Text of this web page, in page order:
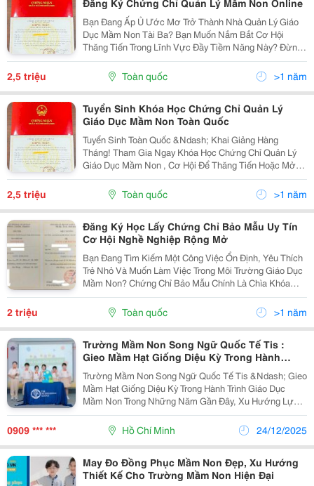
Đăng Ký Chứng Chỉ Quản Lý Mầm Non Online
Bạn Đang Ấp Ủ Ước Mơ Trở Thành Nhà Quản Lý Giáo
Dục Mầm Non Tài Ba? Bạn Muốn Nắm Bắt Cơ Hội
Thăng Tiến Trong Lĩnh Vực Đầy Tiềm Năng Này? Đừng
Bỏ Lỡ Chương Trình Ưu Đãi Đặc Biệt Dành Cho Những
Học Viên Đăng Ký Khóa Học Chứng Chỉ Quản Lý Giáo
2,5 triệu Toàn quốc >1 năm
Tuyển Sinh Khóa Học Chứng Chỉ Quản Lý
Giáo Dục Mầm Non Toàn Quốc
Tuyển Sinh Toàn Quốc &Ndash; Khai Giảng Hàng
Tháng! Tham Gia Ngay Khóa Học Chứng Chỉ Quản Lý
Giáo Dục Mầm Non , Cơ Hội Để Thăng Tiến Hoặc Mở
Rộng Sự Nghiệp. Nội Dung Đào Tạo: Nghiệp Vụ Quản
Lý Cơ Sở Mầm Non Luật Giáo Dục &Amp; Quy Định
Pháp Lý ...
2,5 triệu Toàn quốc >1 năm
Đăng Ký Học Lấy Chứng Chỉ Bảo Mẫu Uy Tín
Cơ Hội Nghề Nghiệp Rộng Mở
Bạn Đang Tìm Kiếm Một Công Việc Ổn Định, Yêu Thích
Trẻ Nhỏ Và Muốn Làm Việc Trong Môi Trường Giáo Dục
Mầm Non? Chứng Chỉ Bảo Mẫu Chính Là Chìa Khóa
Giúp Bạn Chạm Tới Ước Mơ Đó! Trung Tâm Chúng Tôi
Chuyên Đào Tạo Và Cấp Chứng Chỉ Bảo Mẫu Chính
2 triệu Toàn quốc >1 năm
Trường Mầm Non Song Ngữ Quốc Tế Tis :
Gieo Mầm Hạt Giống Diệu Kỳ Trong Hành
Trình Giáo Dục Mầm Non
Trường Mầm Non Song Ngữ Quốc Tế Tis &Ndash; Gieo
Mầm Hạt Giống Diệu Kỳ Trong Hành Trình Giáo Dục
Mầm Non Trong Những Năm Gần Đây, Xu Hướng Lựa
Chọn Trường Mầm Non Song Ngữ Quốc Tế Đang Ngày
Càng Nhận Được Sự Quan Tâm Lớn Từ Các Bậc Phụ
Huynh. Đây...
0909 *** *** Hồ Chí Minh 24/12/2025
May Đo Đồng Phục Mầm Non Đẹp, Xu Hướng
Thiết Kế Cho Trường Mầm Non Hiện Đại